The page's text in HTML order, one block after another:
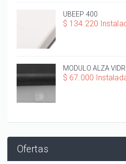
UBEEP 400
$ 134.220
MODULO ALZA
$ 67.000
Ofertas